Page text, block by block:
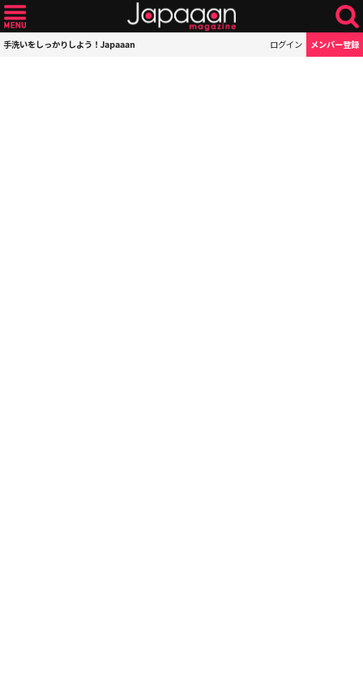
手洗いをしっかりしよう！Japaaan ログイン メンバー登録